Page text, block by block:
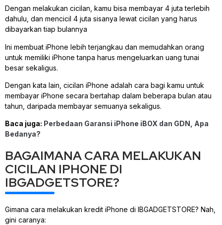
Dengan melakukan cicilan, kamu bisa membayar 4 juta terlebih
dahulu, dan mencicil 4 juta sisanya lewat cicilan yang harus
dibayarkan tiap bulannya
Ini membuat iPhone lebih terjangkau dan memudahkan orang
untuk memiliki iPhone tanpa harus mengeluarkan uang tunai
besar sekaligus.
Dengan kata lain, cicilan iPhone adalah cara bagi kamu untuk
membayar iPhone secara bertahap dalam beberapa bulan atau
tahun, daripada membayar semuanya sekaligus.
Baca juga: Perbedaan Garansi iPhone iBOX dan GDN, Apa
Bedanya?
BAGAIMANA CARA MELAKUKAN
CICILAN IPHONE DI
IBGADGETSTORE?
Gimana cara melakukan kredit iPhone di IBGADGETSTORE? Nah,
gini caranya: